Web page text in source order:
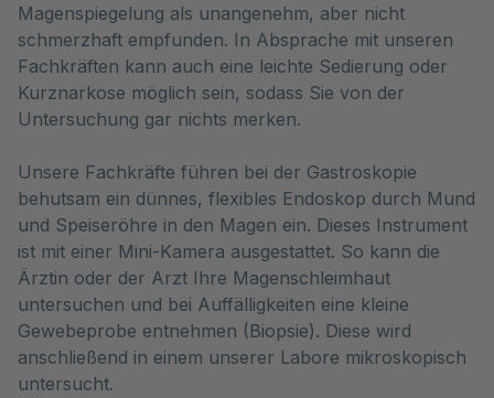
Magenspiegelung als unangenehm, aber nicht
schmerzhaft empfunden. In Absprache mit unseren
Fachkräften kann auch eine leichte Sedierung oder
Kurznarkose möglich sein, sodass Sie von der
Untersuchung gar nichts merken.
Unsere Fachkräfte führen bei der Gastroskopie
behutsam ein dünnes, flexibles Endoskop durch Mund
und Speiseröhre in den Magen ein. Dieses Instrument
ist mit einer Mini-Kamera ausgestattet. So kann die
Ärztin oder der Arzt Ihre Magenschleimhaut
untersuchen und bei Auffälligkeiten eine kleine
Gewebeprobe entnehmen (Biopsie). Diese wird
anschließend in einem unserer Labore mikroskopisch
untersucht.